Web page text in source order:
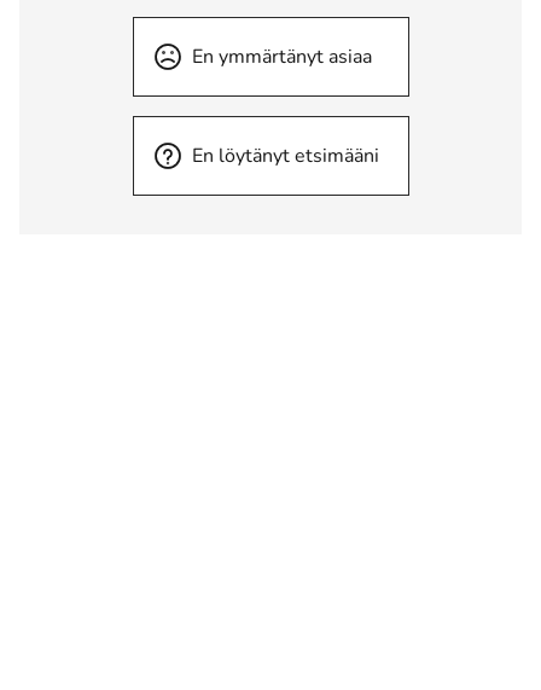
En ymmärtänyt asiaa
En löytänyt etsimääni